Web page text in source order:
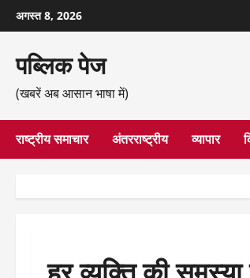
छोड़कर
सामग्री
अगस्त 8, 2026
पब्लिक पेज
(खबरें अब आसान भाषा में)
राष्ट्रीय समाचार अंतरराष्ट्रीय व्यापार